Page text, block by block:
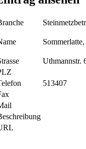
Uthmannstr.
513407